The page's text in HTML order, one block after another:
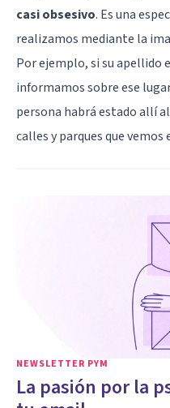
casi obsesivo. Es una
realizamos mediante la
Por ejemplo, si su apellido
informamos sobre ese
persona habrá estado allí
calles y parques que
NEWSLETTER PYM
La pasión por la